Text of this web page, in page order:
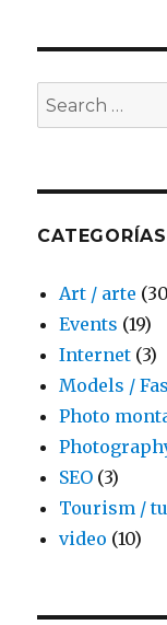
Search
for:
CATEGORÍAS
Art / arte
Events (19)
Internet (3)
Models /
Photo
SEO (3)
Tourism /
video (10)